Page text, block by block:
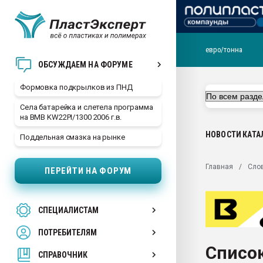
ОБСУЖДАЕМ НА ФОРУМЕ
Формовка подкрылков из ПНД
Села батарейка и слетела программа
на BMB KW22PI/1300 2006 г.в.
Поддельная смазка на рынке
ПЕРЕЙТИ НА ФОРУМ
СПЕЦИАЛИСТАМ
ПОТРЕБИТЕЛЯМ
СПРАВОЧНИК
29.07.2026 ФРП помог
Вакуум-формовочные
ближайшее
28.07.2026
первый план в
ситуацией на
евро/тонна
НОВОСТИ
Главная